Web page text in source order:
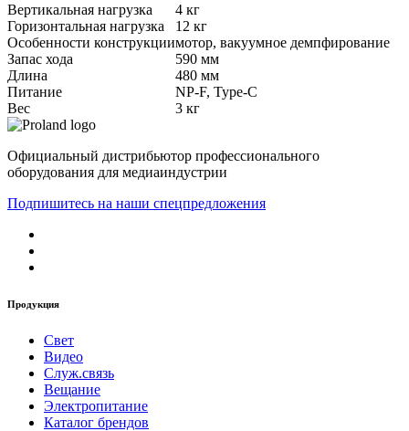
Вертикальная нагрузка
4 кг
Горизонтальная нагрузка
12 кг
Особенности конструкциимотор, вакуумное демпфирование
Запас хода
590 мм
Длина
480 мм
Питание
NP-F, Type-C
Вес
3 кг
Официальный дистрибьютор профессионального
оборудования для медиаиндустрии
Подпишитесь на наши спецпредложения
Продукция
Свет
Видео
Служ.связь
Вещание
Электропитание
Каталог брендов